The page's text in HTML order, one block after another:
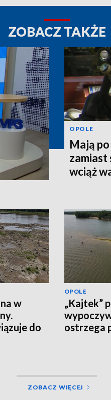
ZOBACZ TAKŻE
OPOLE
Mają
zamiast
wciąż
w
do
OPOLE
„Kajtek”
ostrzega
ZOBACZ WIĘCEJ